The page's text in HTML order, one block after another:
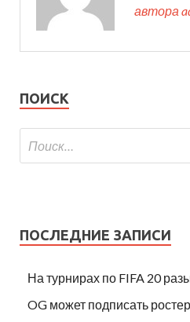
автора
ПОИСК
ПОСЛЕДНИЕ ЗАПИСИ
На турнирах по FIFA 20
OG может подписать